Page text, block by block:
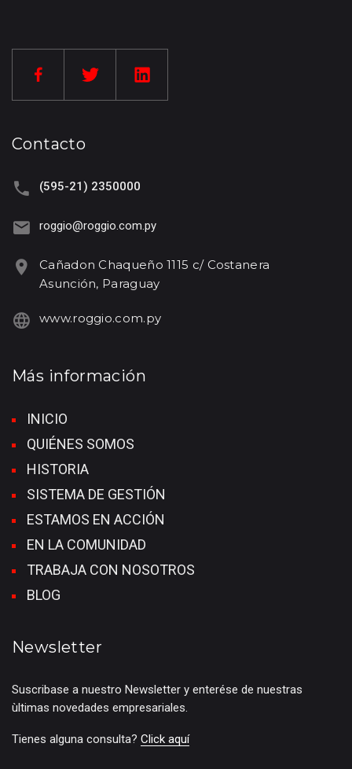
Contacto
(595-21) 2350000
roggio@roggio.com.py
Cañadon Chaqueño 1115 c/ Costanera
Asunción, Paraguay
www.roggio.com.py
Más información
INICIO
QUIÉNES SOMOS
HISTORIA
SISTEMA DE GESTIÓN
ESTAMOS EN ACCIÓN
EN LA COMUNIDAD
TRABAJA CON NOSOTROS
BLOG
Newsletter
Suscribase a nuestro Newsletter y enterése de nuestras
ùltimas novedades empresariales.
Tienes alguna consulta? Click aquí